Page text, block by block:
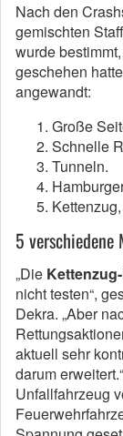
Nach den
gemischten
wurde
geschehen
angewandt:
Große
Schnelle
Tunneln.
5
„Die
nicht testen“,
Dekra. „Aber
aktuell sehr
darum
Unfallfahrzeug